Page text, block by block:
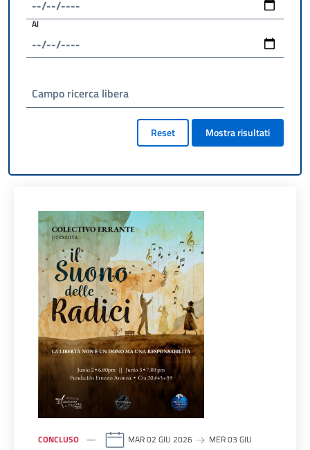
Al
Campo ricerca libera
Reset Mostra risultati
CONCLUSO MAR 02 GIU 2026
MER 03 GIU